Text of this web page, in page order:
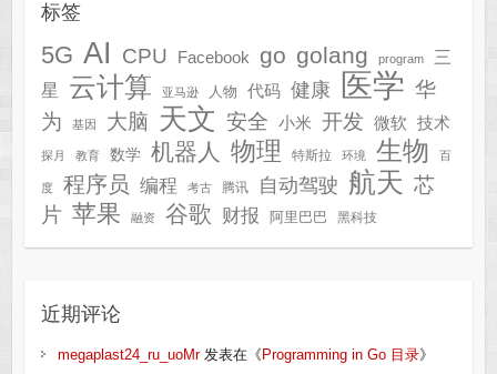
标签
5G AI CPU Facebook go golang program
三
星
云计算 亚马逊 人物 代码 健康 医学 华
为
基因 大脑 天文 安全 小米 开发 微软 技术
探月 教育 数学 机器人 物理 特斯拉 环境 生物 百
度 程序员 编程 考古 腾讯 自动驾驶 航天 芯
片 苹果 融资 谷歌 财报 阿里巴巴 黑科技
近期评论
megaplast24_ru_uoMr发表在《 Programming in Go 目录》